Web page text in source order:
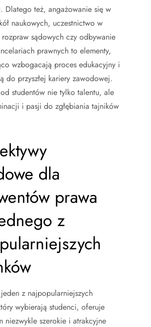
Dlatego też, angażowanie się w
naukowych, uczestnictwo w
sądowych czy odbywanie
prawnych to elementy,
wzbogacają proces edukacyjny i
do przyszłej kariery zawodowej.
studentów nie tylko talentu, ale
i pasji do zgłębiania tajników
dla
prawa
z
z najpopularniejszych
wybierają studenci, oferuje
niezwykle szerokie i atrakcyjne